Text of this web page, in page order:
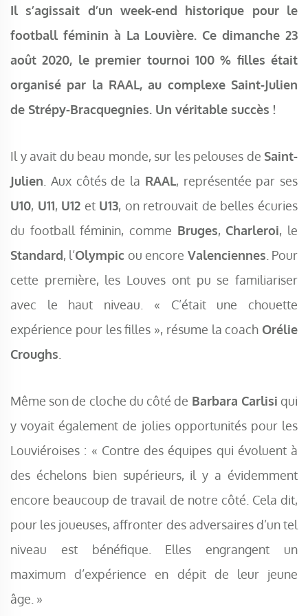
Il s’agissait d’un week-end historique pour le
football féminin à La Louvière. Ce dimanche 23
août 2020, le premier tournoi 100 % filles était
organisé par la RAAL, au complexe Saint-Julien
de Strépy-Bracquegnies. Un véritable succès !
Il y avait du beau monde, sur les pelouses de Saint-
Julien . Aux côtés de la RAAL, représentée par ses
U10, U11, U12 et U13, on retrouvait de belles écuries
du football féminin, comme Bruges, Charleroi, le
Standard, l’Olympic ou encore Valenciennes . Pour
cette première, les Louves ont pu se familiariser
avec le haut niveau. « C’était une chouette
expérience pour les filles », résume la coach Orélie
Croughs
Même son de cloche du côté de Barbara Carlisi qui
y voyait également de jolies opportunités pour les
Louviéroises : « Contre des équipes qui évoluent à
des échelons bien supérieurs, il y a évidemment
encore beaucoup de travail de notre côté. Cela dit,
pour les joueuses, affronter des adversaires d’un tel
niveau est bénéfique. Elles engrangent un
maximum d’expérience en dépit de leur jeune
âge. »